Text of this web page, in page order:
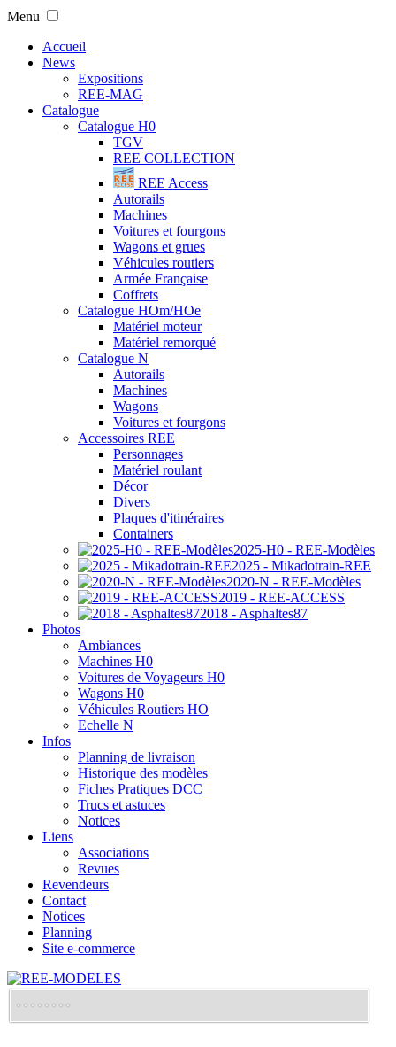
Menu
Accueil
News
Expositions
REE-MAG
Catalogue
Catalogue H0
TGV
REE COLLECTION
REE Access
Autorails
Machines
Voitures et fourgons
Wagons et grues
Véhicules routiers
Armée Française
Coffrets
Catalogue HOm/HOe
Matériel moteur
Matériel remorqué
Catalogue N
Autorails
Machines
Wagons
Voitures et fourgons
Accessoires REE
Personnages
Matériel roulant
Décor
Divers
Plaques d'itinéraires
Containers
2025-H0 - REE-Modèles
2025 - Mikadotrain-REE
2020-N - REE-Modèles
2019 - REE-ACCESS
2018 - Asphaltes87
Photos
Ambiances
Machines H0
Voitures de Voyageurs H0
Wagons H0
Véhicules Routiers HO
Echelle N
Infos
Planning de livraison
Historique des modèles
Fiches Pratiques DCC
Trucs et astuces
Notices
Liens
Associations
Revues
Revendeurs
Contact
Notices
Planning
Site e-commerce